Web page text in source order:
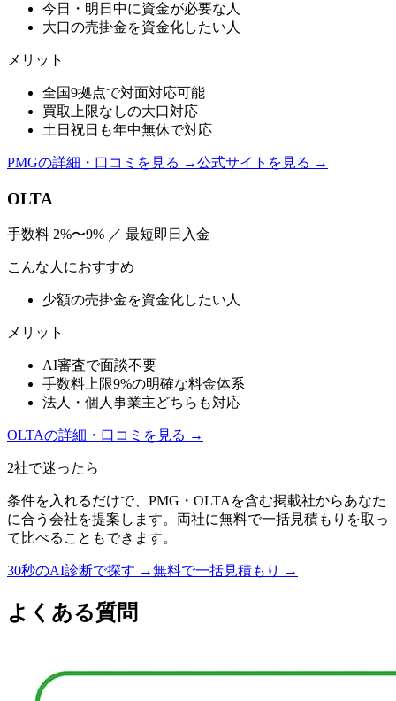
今日・明日中に資金が必要な人
大口の売掛金を資金化したい人
メリット
全国9拠点で対面対応可能
買取上限なしの大口対応
土日祝日も年中無休で対応
PMGの詳細・口コミを見る →公式サイトを見る →
OLTA
手数料 2%〜9% ／ 最短即日入金
こんな人におすすめ
少額の売掛金を資金化したい人
メリット
AI審査で面談不要
手数料上限9%の明確な料金体系
法人・個人事業主どちらも対応
OLTAの詳細・口コミを見る →
2社で迷ったら
条件を入れるだけで、 PMG ・ OLTA を含む掲載社からあなた
に合う会社を提案します。両社に無料で一括見積もりを取っ
て比べることもできます。
30秒のAI診断で探す →無料で一括見積もり →
よくある質問